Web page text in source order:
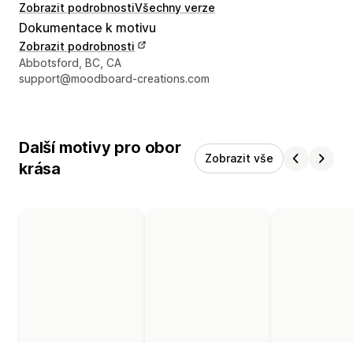
Zobrazit podrobnostiVšechny verze
Dokumentace k motivu
Zobrazit podrobnosti
Kontaktní údaje designéra
Abbotsford, BC, CA
support@moodboard-creations.com
Další motivy pro obor
krása
Zobrazit vše